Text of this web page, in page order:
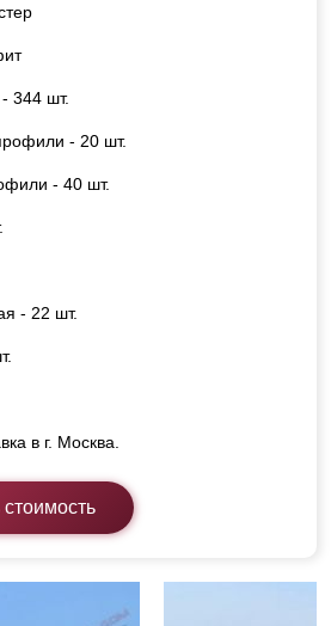
344 шт.
- 20 шт.
- 40 шт.
- 22 шт.
в г. Москва.
стоимость